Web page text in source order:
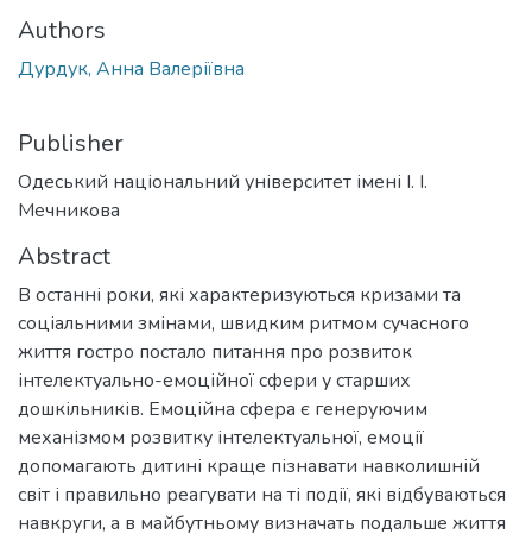
Authors
Дурдук, Анна Валеріївна
Publisher
Одеський національний університет імені І. І.
Мечникова
Abstract
В останні роки, які характеризуються кризами та
соціальними змінами, швидким ритмом сучасного
життя гостро постало питання про розвиток
інтелектуально-емоційної сфери у старших
дошкільників. Емоційна сфера є генеруючим
механізмом розвитку інтелектуальної, емоції
допомагають дитині краще пізнавати навколишній
світ і правильно реагувати на ті події, які відбуваються
навкруги, а в майбутньому визначать подальше життя